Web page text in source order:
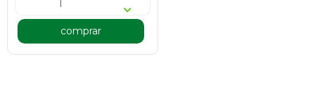
comprar